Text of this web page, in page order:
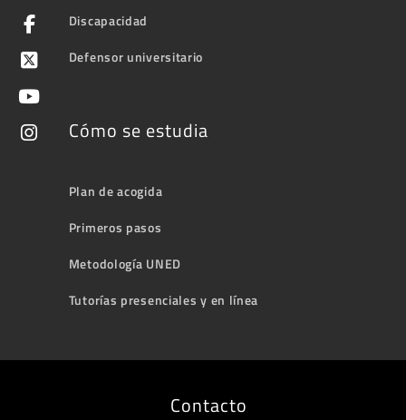
Discapacidad
Defensor universitario
Cómo se estudia
Plan de acogida
Primeros pasos
Metodología UNED
Tutorías presenciales y en línea
Contacto